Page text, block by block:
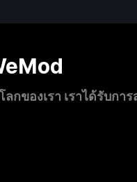
ของเรา เราได้รับก